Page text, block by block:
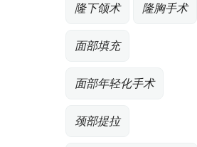
隆下颌术 隆胸手术
面部填充
面部年轻化手术
颈部提拉